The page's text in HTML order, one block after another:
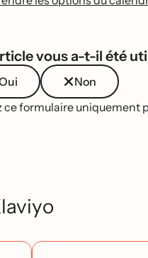
vous a-t-il été
Non
ce formulaire uniquement